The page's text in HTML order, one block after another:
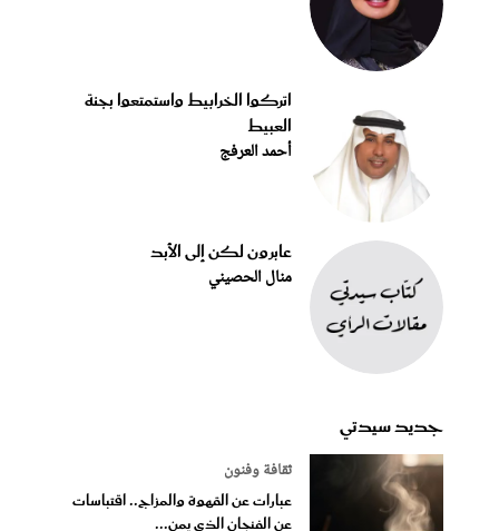
اتركوا الخرابيط واستمتعوا بجنة
العبيط
أحمد العرفج
عابرون لكن إلى الأبد
منال الحصيني
جديد سيدتي
ثقافة وفنون
عبارات عن القهوة والمزاج.. اقتباسات
عن الفنجان الذي يمن...